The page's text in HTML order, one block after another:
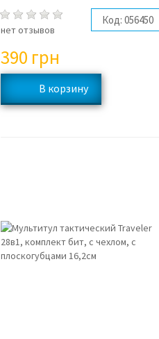
нет отзывов
Код: 056450
390 грн